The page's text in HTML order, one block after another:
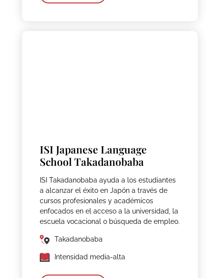
ISI Japanese Language
School Takadanobaba
ISI Takadanobaba ayuda a los estudiantes
a alcanzar el éxito en Japón a través de
cursos profesionales y académicos
enfocados en el acceso a la universidad, la
escuela vocacional o búsqueda de empleo.
Takadanobaba
Intensidad media-alta